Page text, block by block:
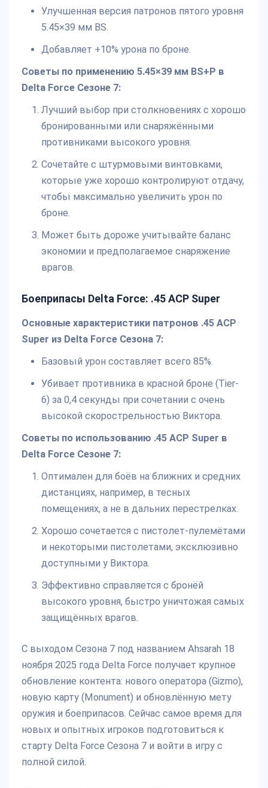
Улучшенная версия патронов пятого уровня
5.45×39 мм BS.
Добавляет +10% урона по броне.
Советы по применению 5.45×39 мм BS+P в
Delta Force Сезоне 7:
Лучший выбор при столкновениях с хорошо
бронированными или снаряжёнными
противниками высокого уровня.
Сочетайте с штурмовыми винтовками,
которые уже хорошо контролируют отдачу,
чтобы максимально увеличить урон по
броне.
Может быть дороже учитывайте баланс
экономии и предполагаемое снаряжение
врагов.
Боеприпасы Delta Force: .45 ACP Super
Основные характеристики патронов .45 ACP
Super из Delta Force Сезона 7:
Базовый урон составляет всего 85%.
Убивает противника в красной броне (Tier-
6) за 0,4 секунды при сочетании с очень
высокой скорострельностью Виктора.
Советы по использованию .45 ACP Super в
Delta Force Сезоне 7:
Оптимален для боёв на ближних и средних
дистанциях, например, в тесных
помещениях, а не в дальних перестрелках.
Хорошо сочетается с пистолет-пулемётами
и некоторыми пистолетами, эксклюзивно
доступными у Виктора.
Эффективно справляется с бронёй
высокого уровня, быстро уничтожая самых
защищённых врагов.
С выходом Сезона 7 под названием Ahsarah 18
ноября 2025 года Delta Force получает крупное
обновление контента: нового оператора (Gizmo),
новую карту (Monument) и обновлённую мету
оружия и боеприпасов. Сейчас самое время для
новых и опытных игроков подготовиться к
старту Delta Force Сезона 7 и войти в игру с
полной силой.